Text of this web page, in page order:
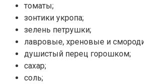
томаты;
зонтики укропа;
зелень петрушки;
лавровые, хреновые и
душистый перец горошком;
сахар;
соль;